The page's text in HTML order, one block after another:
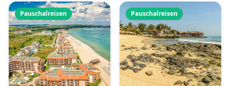
Pauschalreisen Pauschalreisen